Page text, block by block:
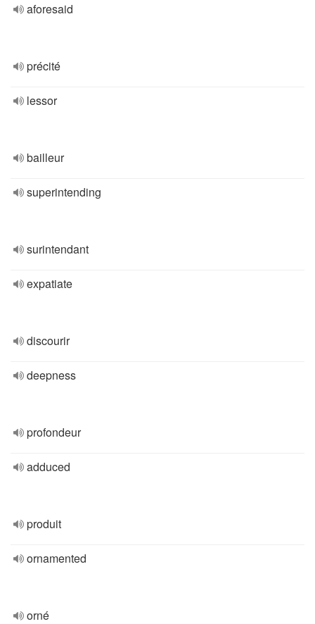
aforesaid
précité
lessor
bailleur
superintending
surintendant
expatiate
discourir
deepness
profondeur
adduced
produit
ornamented
orné